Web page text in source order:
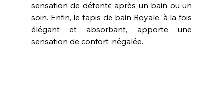
sensation de détente après un bain ou un
soin. Enfin, le tapis de bain Royale, à la fois
élégant et absorbant, apporte une
sensation de confort inégalée.